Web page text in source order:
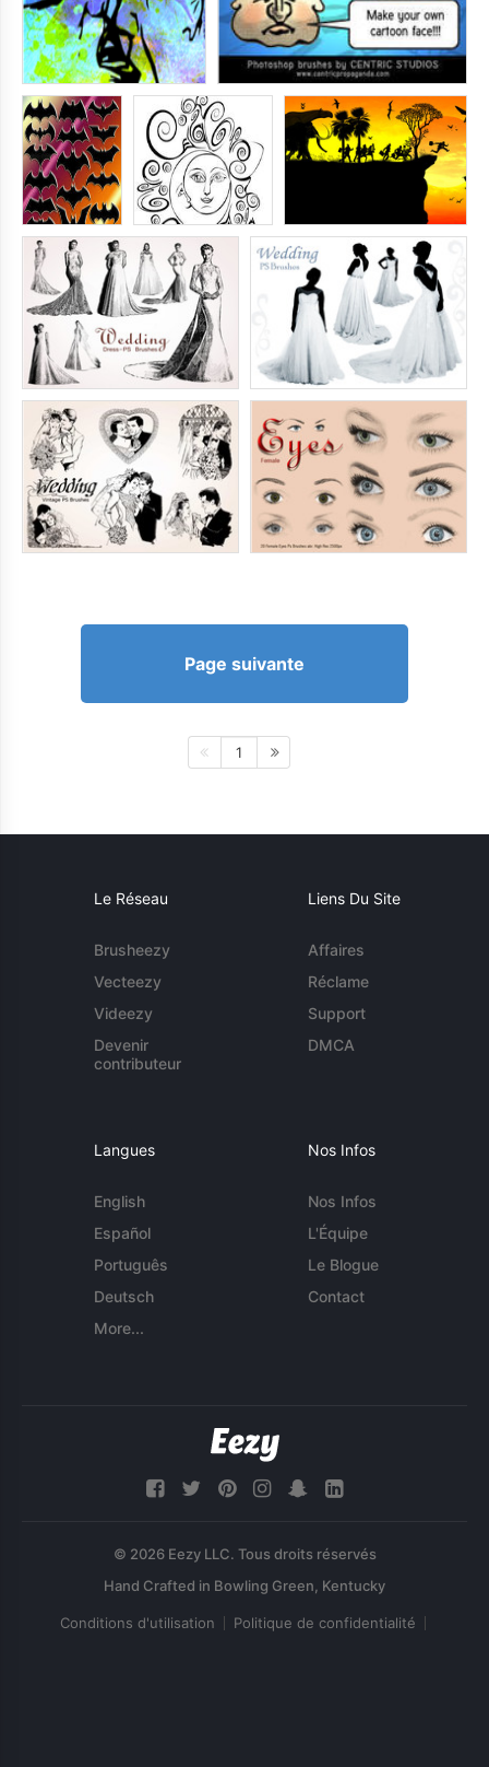
Page suivante
1
Le Réseau
Brusheezy
Vecteezy
Videezy
Devenir
contributeur
Liens Du Site
Affaires
Réclame
Support
DMCA
Langues
English
Español
Português
Deutsch
More...
Nos Infos
Nos Infos
L'Équipe
Le Blogue
Contact
© 2026 Eezy LLC. Tous droits réservés
Conditions d'utilisation Politique de confidentialité